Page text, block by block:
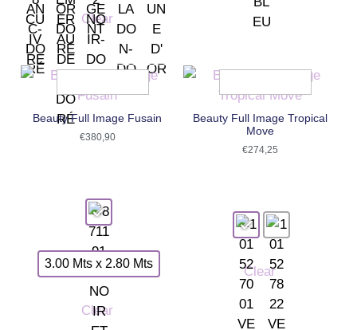
Clear
Beauty Full Image Fusain
€380,90
3.00 Mts x 2.80 Mts
Clear
Beauty Full Image Tropical
Move
€274,25
Clear